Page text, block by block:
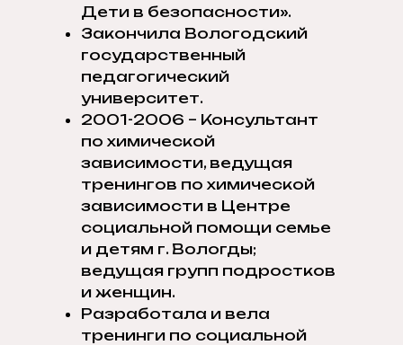
Дети в безопасности».
Закончила Вологодский
государственный
педагогический
университет.
2001-2006 – Консультант
по химической
зависимости, ведущая
тренингов по химической
зависимости в Центре
социальной помощи семье
и детям г. Вологды;
ведущая групп подростков
и женщин.
Разработала и вела
тренинги по социальной